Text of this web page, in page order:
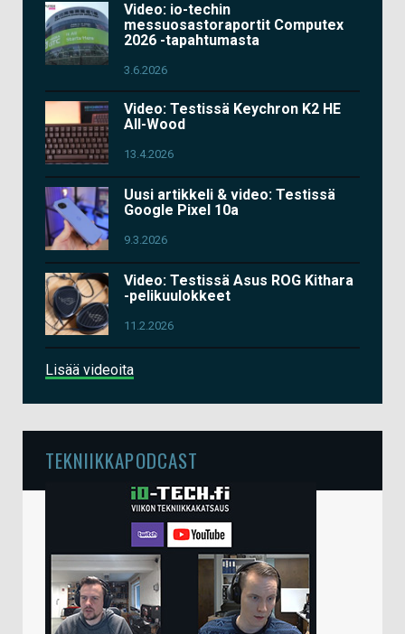
Video: io-techin
messuosastoraportit Computex
2026 -tapahtumasta
3.6.2026
Video: Testissä Keychron K2 HE
All-Wood
13.4.2026
Uusi artikkeli & video: Testissä
Google Pixel 10a
9.3.2026
Video: Testissä Asus ROG Kithara
-pelikuulokkeet
11.2.2026
Lisää videoita
TEKNIIKKAPODCAST